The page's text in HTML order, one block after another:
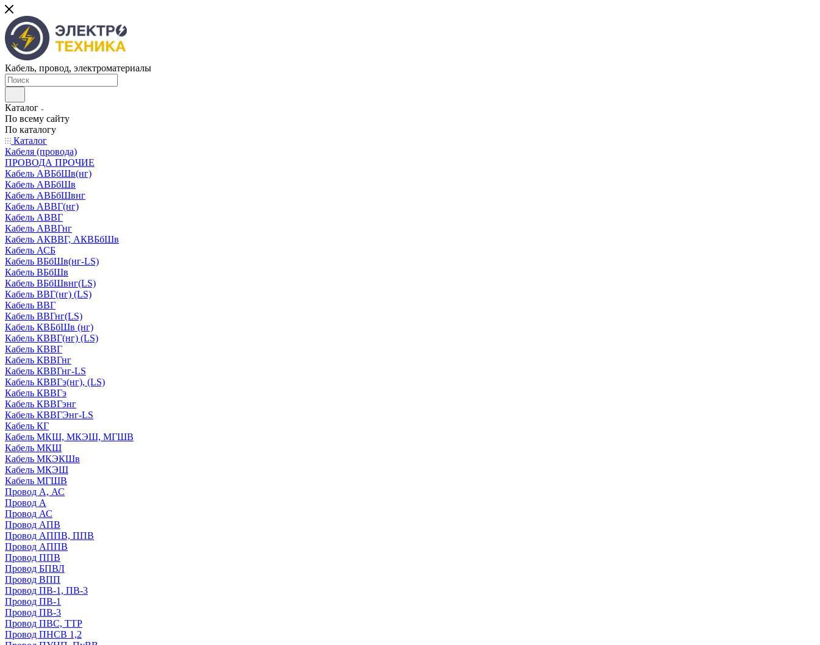
Кабель, провод, электроматериалы
Каталог
По всему сайту
По каталогу
Каталог
Кабеля (провода)
ПРОВОДА ПРОЧИЕ
Кабель АВБбШв(нг)
Кабель АВБбШв
Кабель АВБбШвнг
Кабель АВВГ(нг)
Кабель АВВГ
Кабель АВВГнг
Кабель АКВВГ, АКВБбШв
Кабель АСБ
Кабель ВБбШв(нг-LS)
Кабель ВБбШв
Кабель ВБбШвнг(LS)
Кабель ВВГ(нг) (LS)
Кабель ВВГ
Кабель ВВГнг(LS)
Кабель КВБбШв (нг)
Кабель КВВГ(нг) (LS)
Кабель КВВГ
Кабель КВВГнг
Кабель КВВГнг-LS
Кабель КВВГэ(нг), (LS)
Кабель КВВГэ
Кабель КВВГэнг
Кабель КВВГЭнг-LS
Кабель КГ
Кабель МКШ, МКЭШ, МГШВ
Кабель МКШ
Кабель МКЭКШв
Кабель МКЭШ
Кабель МГШВ
Провод А, АС
Провод А
Провод АС
Провод АПВ
Провод АППВ, ППВ
Провод АППВ
Провод ППВ
Провод БПВЛ
Провод ВПП
Провод ПВ-1, ПВ-3
Провод ПВ-1
Провод ПВ-3
Провод ПВС, ТТР
Провод ПНСВ 1,2